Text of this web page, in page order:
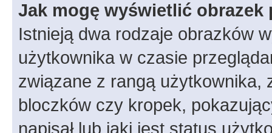
Jak mogę wyświetlić
Istnieją dwa rodzaje obrazków
użytkownika w czasie
związane z rangą użytkownika,
bloczków czy kropek,
napisał lub jaki jest status